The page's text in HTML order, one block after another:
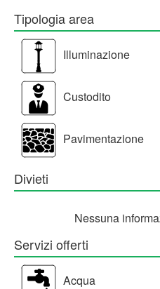
Tipologia area
Illuminazione
Custodito
Pavimentazione
Divieti
Nessuna
Servizi offerti
Acqua